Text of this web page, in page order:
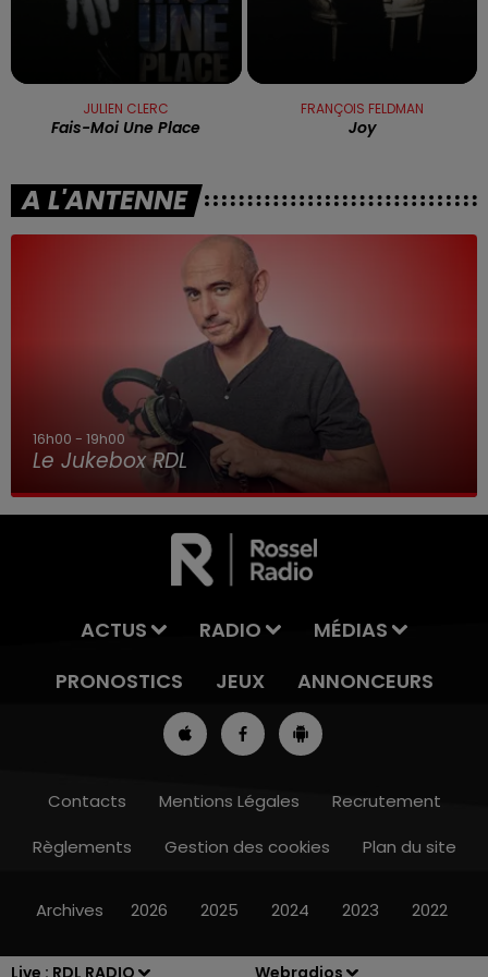
Live : RDL RADIO Webradios
13h00 - 16h00
JULIEN CLERC
Fais-Moi Une Place
FRANÇOIS FELDMAN
Joy
A L'ANTENNE
7h00 - 10h00
Debout c'est l'heure
ACTUS RADIO
MÉDIAS
PRONOSTICS
JEUX ANNONCEURS
Contacts Mentions Légales
Recrutement
Règlements
Gestion des cookies Plan du site
Archives 2026 2025 2024 2023 2022